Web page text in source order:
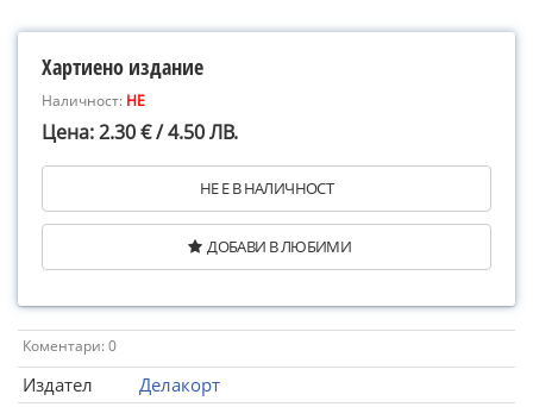
Хартиено издание
Наличност: НЕ
Цена: 2.30 € / 4.50 ЛВ.
НЕ Е В НАЛИЧНОСТ
ДОБАВИ В ЛЮБИМИ
Коментари: 0
Издател
Делакорт